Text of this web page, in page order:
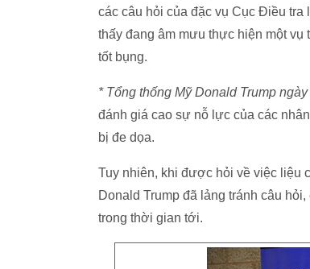
các câu hỏi của đặc vụ Cục Điều tra
thấy đang âm mưu thực hiện một
tốt bụng.
* Tổng thống Mỹ Donald Trump
đánh giá cao sự nỗ lực của các
bị đe dọa.
Tuy nhiên, khi được hỏi về việc liệu
Donald Trump đã lảng tránh câu
trong thời gian tới.